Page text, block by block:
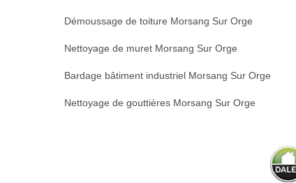
Démoussage de toiture Morsang Sur Orge
Nettoyage de muret Morsang Sur Orge
Bardage bâtiment industriel Morsang Sur Orge
Nettoyage de gouttières Morsang Sur Orge